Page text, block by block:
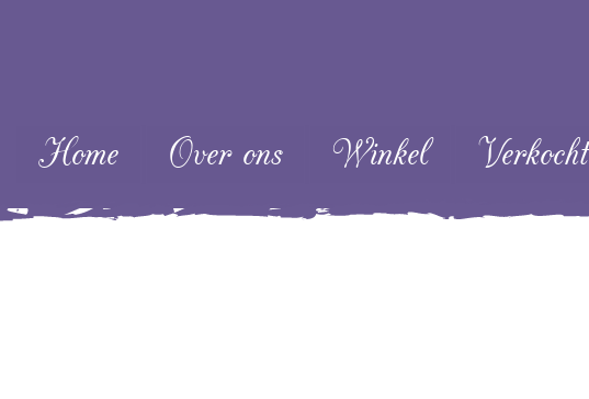
Menu
Skip naar content
Home Over ons Winkel Verkocht